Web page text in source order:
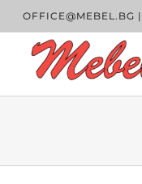
OFFICE@MEBEL.BG |